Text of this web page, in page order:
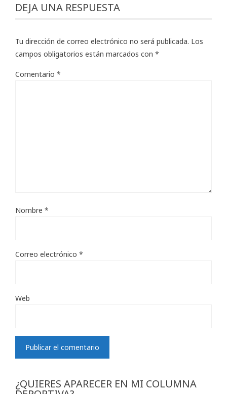
DEJA UNA RESPUESTA
Tu dirección de correo electrónico no será publicada. Los
campos obligatorios están marcados con *
Comentario *
Nombre *
Correo electrónico *
Web
¿QUIERES APARECER EN MI COLUMNA